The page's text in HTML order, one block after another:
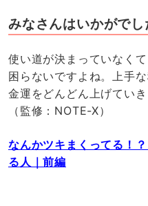
みなさんはいかがでし
使い道が決まっていなく
困らないですよね。上手
金運をどんどん上げてい
（監修：NOTE-X）
なんかツキまくってる！
る人｜前編